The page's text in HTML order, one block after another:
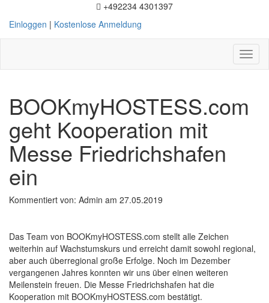
+492234 4301397
Einloggen | Kostenlose Anmeldung
BOOKmyHOSTESS.com
geht Kooperation mit
Messe Friedrichshafen
ein
Kommentiert von: Admin am 27.05.2019
Das Team von BOOKmyHOSTESS.com stellt alle Zeichen
weiterhin auf Wachstumskurs und erreicht damit sowohl regional,
aber auch überregional große Erfolge. Noch im Dezember
vergangenen Jahres konnten wir uns über einen weiteren
Meilenstein freuen. Die Messe Friedrichshafen hat die
Kooperation mit BOOKmyHOSTESS.com bestätigt.